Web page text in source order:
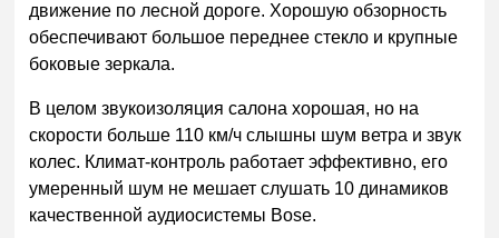
движение по лесной дороге. Хорошую обзорность
обеспечивают большое переднее стекло и крупные
боковые зеркала.
В целом звукоизоляция салона хорошая, но на
скорости больше 110 км/ч слышны шум ветра и звук
колес. Климат-контроль работает эффективно, его
умеренный шум не мешает слушать 10 динамиков
качественной аудиосистемы Bose.